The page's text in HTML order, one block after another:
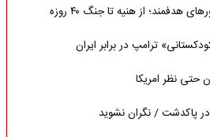
از هنیه تا جنگ ۴۰ روزه
ترامپ در برابر ایران
حتی نظر امریکا
پاکدشت / نگران نشوید